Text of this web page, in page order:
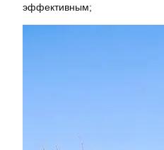
эффективным;